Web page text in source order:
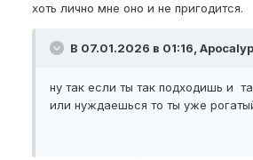
хоть лично мне оно и не пригодится.
В 07.01.2026 в 01:16,
ну так если ты так подходишь и
или нуждаешься то ты уже